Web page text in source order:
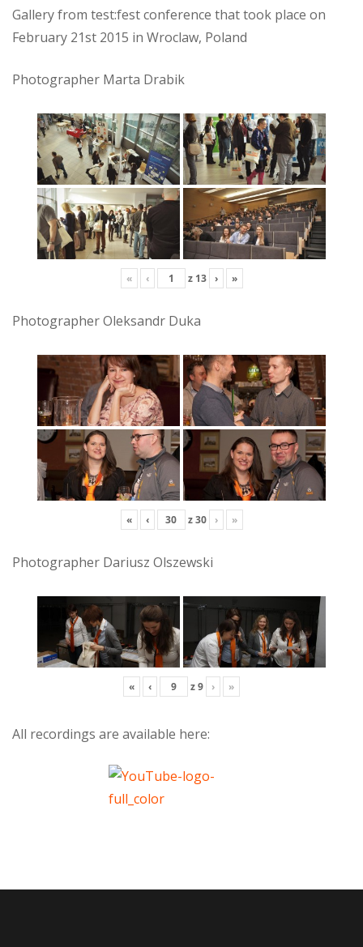
Gallery from test:fest conference that took place on
February 21st 2015 in Wroclaw, Poland
Photographer Marta Drabik
« ‹ z 13 › »
Photographer Oleksandr Duka
« ‹ z30 › »
Photographer Dariusz Olszewski
« ‹ z9 › »
All recordings are available here: